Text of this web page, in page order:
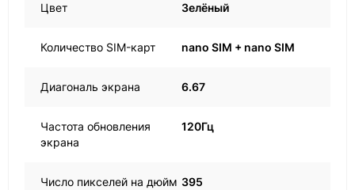
Цвет Зелёный
Количество SIM-карт nano SIM + nano SIM
Диагональ экрана 6.67
Частота обновления
экрана
120Гц
Число пикселей на дюйм 395